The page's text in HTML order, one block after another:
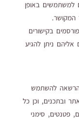
למשתמשים באופן
המקושר.
בקישורים
אליהם ניתן להגיע
הרשאה להשתמש
ובתכנים, וכן כל
פטנטים, סימני